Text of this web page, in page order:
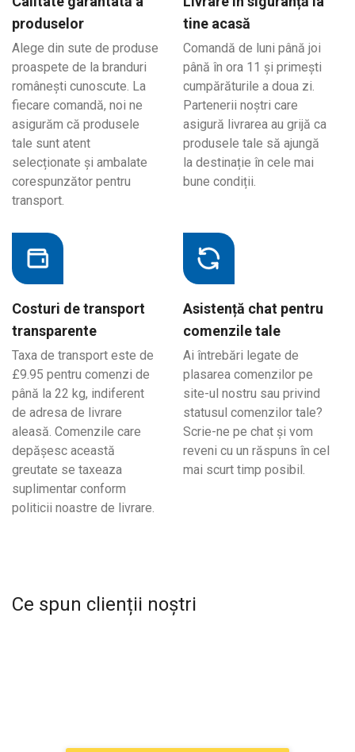
produselor
Alege din sute de produse
proaspete de la branduri
românești cunoscute. La
fiecare comandă, noi ne
asigurăm că produsele
tale sunt atent
selecționate și ambalate
corespunzător pentru
transport.
tine acasă
Comandă de luni până joi
până în ora 11 și primești
cumpărăturile a doua zi.
Partenerii noștri care
asigură livrarea au grijă ca
produsele tale să ajungă
la destinație în cele mai
bune condiții.
Costuri de transport
transparente
Taxa de transport este de
£9.95 pentru comenzi de
până la 22 kg, indiferent
de adresa de livrare
aleasă. Comenzile care
depășesc această
greutate se taxeaza
suplimentar conform
politicii noastre de livrare.
Asistență chat pentru
comenzile tale
Ai întrebări legate de
plasarea comenzilor pe
site-ul nostru sau privind
statusul comenzilor tale?
Scrie-ne pe chat și vom
reveni cu un răspuns în cel
mai scurt timp posibil.
Ce spun clienții noștri